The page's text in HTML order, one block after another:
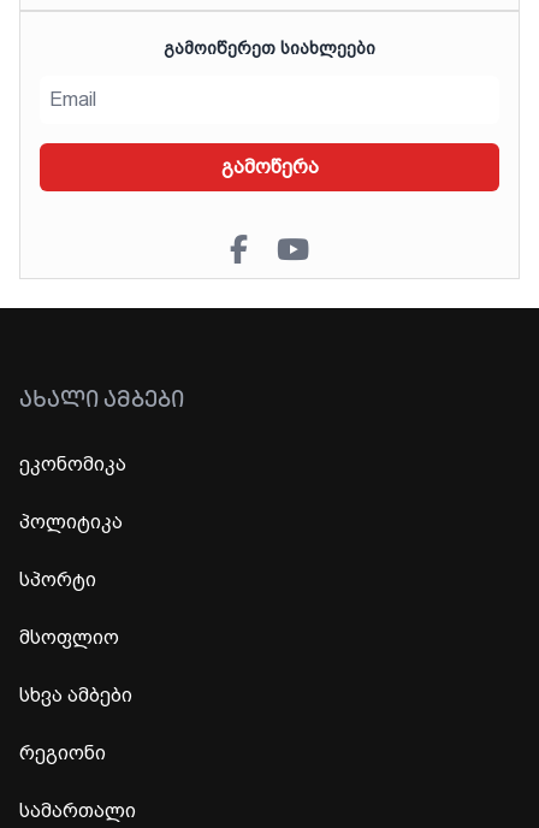
ᲒᲐᲛᲝᲘᲬᲔᲠᲔᲗ ᲡᲘᲐᲮᲚᲔᲔᲑᲘ
გამოწერა
ᲐᲮᲐᲚᲘ ᲐᲛᲑᲔᲑᲘ
ეკონომიკა
პოლიტიკა
სპორტი
მსოფლიო
სხვა ამბები
რეგიონი
სამართალი